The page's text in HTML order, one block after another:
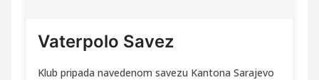
Vaterpolo Savez
Klub pripada navedenom savezu Kantona Sarajevo